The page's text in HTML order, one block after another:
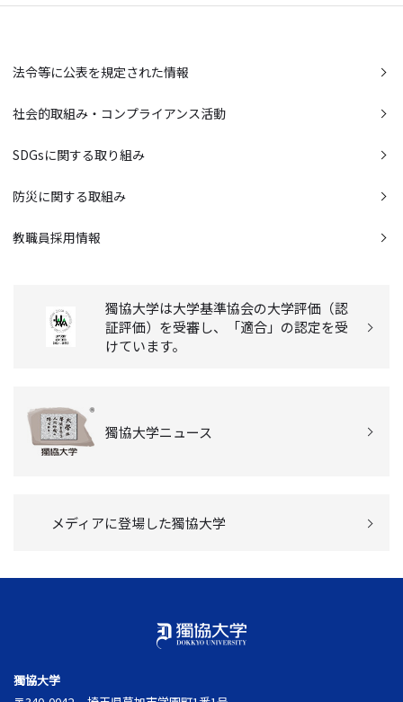
法令等に公表を規定された情報
社会的取組み・コンプライアンス活動
SDGsに関する取り組み
防災に関する取組み
教職員採用情報
獨協大学は大学基準協会の大学評価（認
証評価）を受審し、「適合」の認定を受
けています。
獨協大学ニュース
メディアに登場した獨協大学
獨協大学